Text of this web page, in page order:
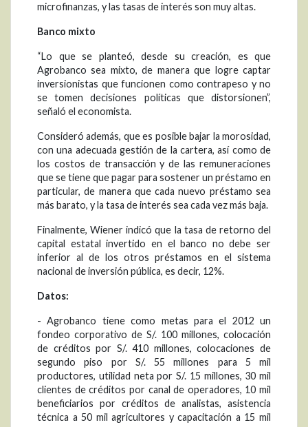
microfinanzas, y las tasas de interés son muy altas.
Banco mixto
“Lo que se planteó, desde su creación, es que
Agrobanco sea mixto, de manera que logre captar
inversionistas que funcionen como contrapeso y no
se tomen decisiones políticas que distorsionen”,
señaló el economista.
Consideró además, que es posible bajar la morosidad,
con una adecuada gestión de la cartera, así como de
los costos de transacción y de las remuneraciones
que se tiene que pagar para sostener un préstamo en
particular, de manera que cada nuevo préstamo sea
más barato, y la tasa de interés sea cada vez más baja.
Finalmente, Wiener indicó que la tasa de retorno del
capital estatal invertido en el banco no debe ser
inferior al de los otros préstamos en el sistema
nacional de inversión pública, es decir, 12%.
Datos:
- Agrobanco tiene como metas para el 2012 un
fondeo corporativo de S/. 100 millones, colocación
de créditos por S/. 410 millones, colocaciones de
segundo piso por S/. 55 millones para 5 mil
productores, utilidad neta por S/. 15 millones, 30 mil
clientes de créditos por canal de operadores, 10 mil
beneficiarios por créditos de analistas, asistencia
técnica a 50 mil agricultores y capacitación a 15 mil